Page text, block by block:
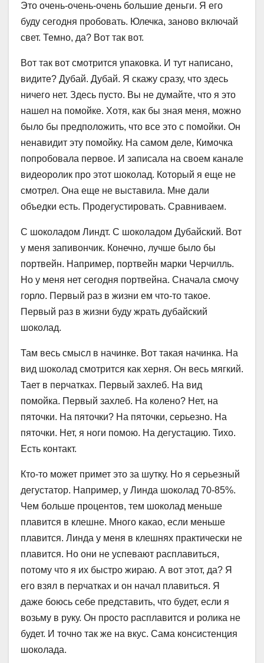
Это очень-очень-очень большие деньги. Я его
буду сегодня пробовать. Юлечка, заново включай
свет. Темно, да? Вот так вот.
Вот так вот смотрится упаковка. И тут написано,
видите? Дубай. Дубай. Я скажу сразу, что здесь
ничего нет. Здесь пусто. Вы не думайте, что я это
нашел на помойке. Хотя, как бы зная меня, можно
было бы предположить, что все это с помойки. Он
ненавидит эту помойку. На самом деле, Кимочка
попробовала первое. И записала на своем канале
видеоролик про этот шоколад. Который я еще не
смотрел. Она еще не выставила. Мне дали
объедки есть. Продегустировать. Сравниваем.
С шоколадом Линдт. С шоколадом Дубайский. Вот
у меня запивончик. Конечно, лучше было бы
портвейн. Например, портвейн марки Черчилль.
Но у меня нет сегодня портвейна. Сначала смочу
горло. Первый раз в жизни ем что-то такое.
Первый раз в жизни буду жрать дубайский
шоколад.
Там весь смысл в начинке. Вот такая начинка. На
вид шоколад смотрится как херня. Он весь мягкий.
Тает в перчатках. Первый захлеб. На вид
помойка. Первый захлеб. На колено? Нет, на
пяточки. На пяточки? На пяточки, серьезно. На
пяточки. Нет, я ноги помою. На дегустацию. Тихо.
Есть контакт.
Кто-то может примет это за шутку. Но я серьезный
дегустатор. Например, у Линда шоколад 70-85%.
Чем больше процентов, тем шоколад меньше
плавится в клешне. Много какао, если меньше
плавится. Линда у меня в клешнях практически не
плавится. Но они не успевают расплавиться,
потому что я их быстро жираю. А вот этот, да? Я
его взял в перчатках и он начал плавиться. Я
даже боюсь себе представить, что будет, если я
возьму в руку. Он просто расплавится и ролика не
будет. И точно так же на вкус. Сама консистенция
шоколада.